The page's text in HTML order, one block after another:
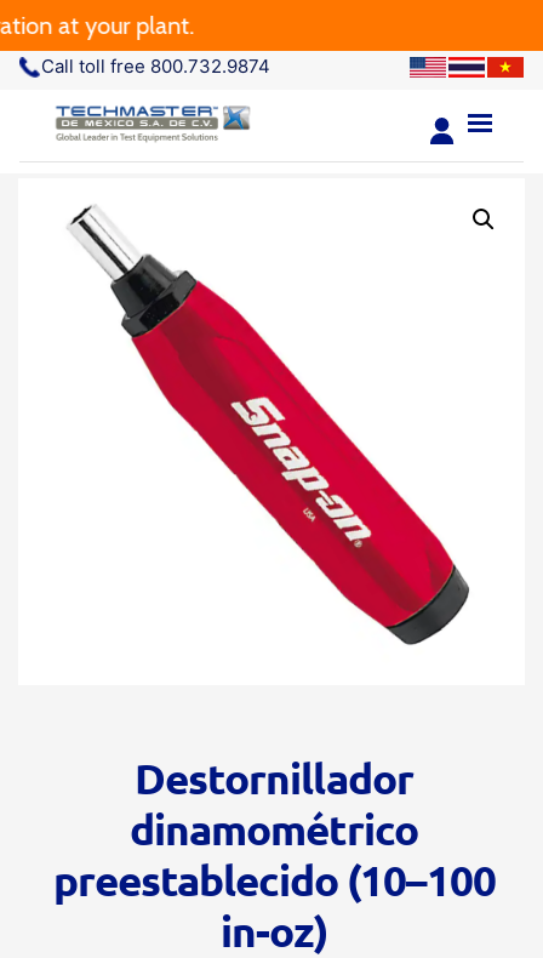
at your plant.
Call toll free 800.732.9874
Destornillador
dinamométrico
preestablecido (10–100
in-oz)